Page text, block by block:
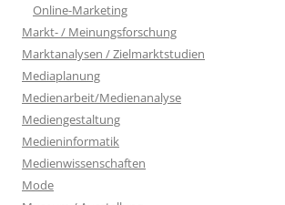
Online-Marketing
Markt- / Meinungsforschung
Marktanalysen / Zielmarktstudien
Mediaplanung
Medienarbeit/Medienanalyse
Mediengestaltung
Medieninformatik
Medienwissenschaften
Mode